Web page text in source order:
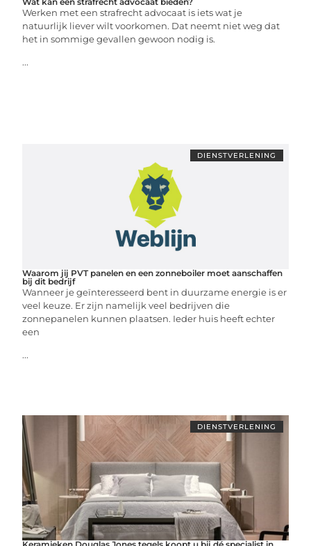
Werken met een strafrecht advocaat is iets wat je
natuurlijk liever wilt voorkomen. Dat neemt niet weg dat
het in sommige gevallen gewoon nodig is.
...
DIENSTVERLENING
Waarom jij PVT panelen en een zonneboiler moet aanschaffen
bij dit bedrijf
Wanneer je geïnteresseerd bent in duurzame energie is er
veel keuze. Er zijn namelijk veel bedrijven die
zonnepanelen kunnen plaatsen. Ieder huis heeft echter
een
...
DIENSTVERLENING